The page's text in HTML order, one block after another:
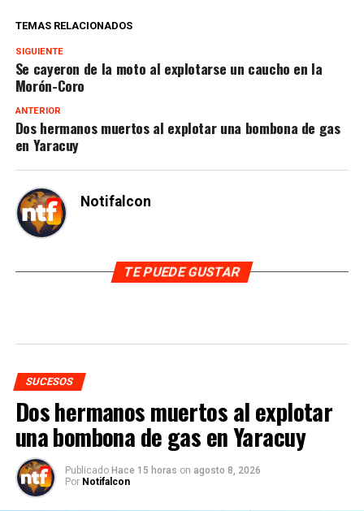
TEMAS RELACIONADOS
SIGUIENTE
Se cayeron de la moto al explotarse un caucho en la
Morón-Coro
ANTERIOR
Dos hermanos muertos al explotar una bombona de gas
en Yaracuy
Notifalcon
TE PUEDE GUSTAR
SUCESOS
Dos hermanos muertos al explotar
una bombona de gas en Yaracuy
Publicado Hace 15 horas on agosto 8, 2026
Por Notifalcon